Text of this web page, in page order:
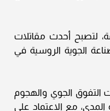
لتصبح أحدث مقاتلات
الجوية الروسية في
التفوق الجوي والهجوم
المدى، مع الاعتماد على